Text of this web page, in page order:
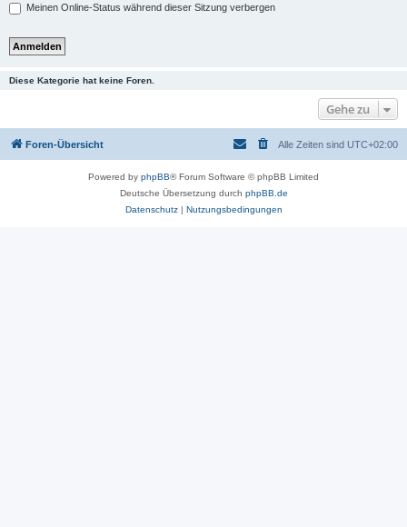
Meinen Online-Status während dieser Sitzung verbergen
Diese Kategorie hat keine Foren.
Gehe zu
Foren-Übersicht Alle Zeiten sind UTC+02:00
Powered by phpBB® Forum Software © phpBB Limited
Deutsche Übersetzung durch phpBB.de
Datenschutz| Nutzungsbedingungen